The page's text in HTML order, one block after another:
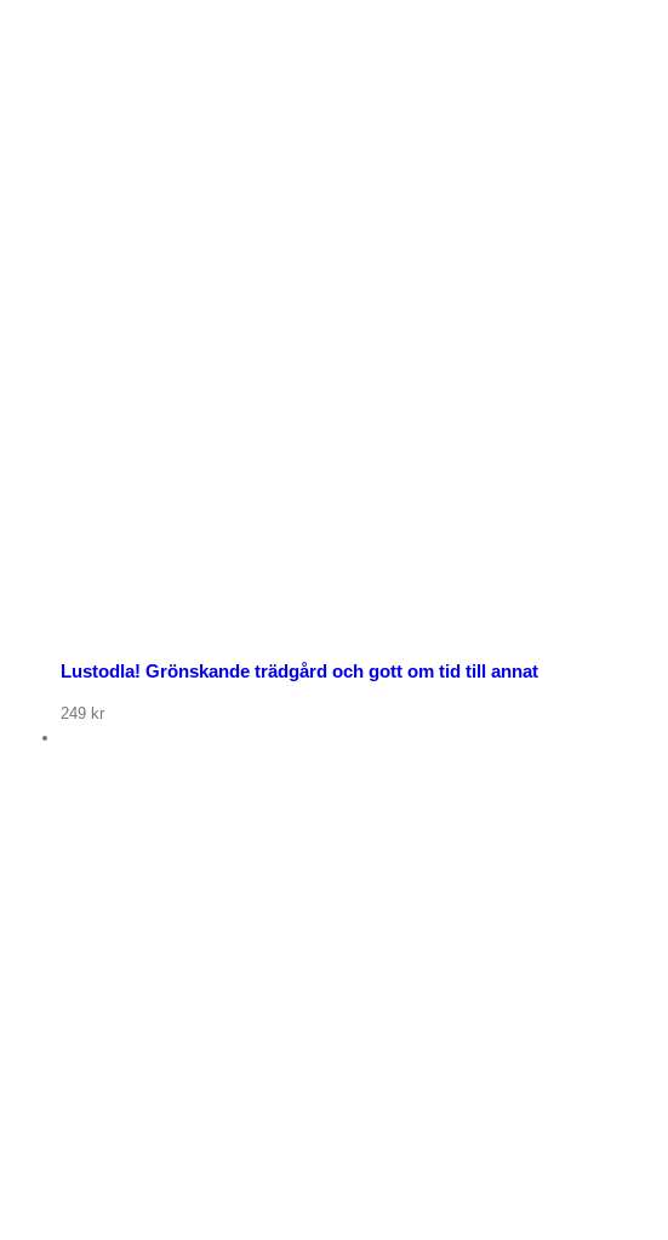
Lustodla! Grönskande trädgård och gott om tid till annat
249 kr